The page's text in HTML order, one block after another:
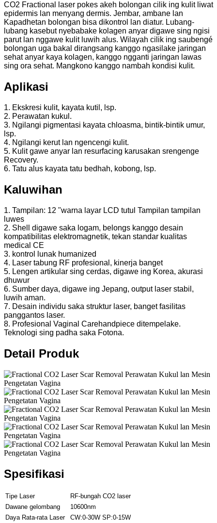
CO2 Fractional laser pokes akeh bolongan cilik ing kulit liwat
epidermis lan menyang dermis. Jembar, ambane lan
Kapadhetan bolongan bisa dikontrol lan diatur. Lubang-
lubang kasebut nyebabake kolagen anyar digawe sing ngisi
parut lan nggawe kulit luwih alus. Wilayah cilik ing saubengé
bolongan uga bakal dirangsang kanggo ngasilake jaringan
sehat anyar kaya kolagen, kanggo ngganti jaringan lawas
sing ora sehat. Mangkono kanggo nambah kondisi kulit.
Aplikasi
1. Ekskresi kulit, kayata kutil, lsp.
2. Perawatan kukul.
3. Ngilangi pigmentasi kayata chloasma, bintik-bintik umur,
lsp.
4. Ngilangi kerut lan ngencengi kulit.
5. Kulit gawe anyar lan resurfacing karusakan srengenge
Recovery.
6. Tatu alus kayata tatu bedhah, kobong, lsp.
Kaluwihan
1. Tampilan: 12 "warna layar LCD tutul Tampilan tampilan
luwes
2. Shell digawe saka logam, belongs kanggo desain
kompatibilitas elektromagnetik, tekan standar kualitas
medical CE
3. kontrol lunak humanized
4. Laser tabung RF profesional, kinerja banget
5. Lengen artikular sing cerdas, digawe ing Korea, akurasi
dhuwur
6. Sumber daya, digawe ing Jepang, output laser stabil,
luwih aman.
7. Desain individu saka struktur laser, banget fasilitas
panggantos laser.
8. Profesional Vaginal Carehandpiece ditempelake.
Teknologi sing padha saka Fotona.
Detail Produk
Spesifikasi
Tipe Laser
RF-bungah CO2 laser
Dawane gelombang
10600nm
Daya Rata-rata Laser
CW:0-30W SP:0-15W